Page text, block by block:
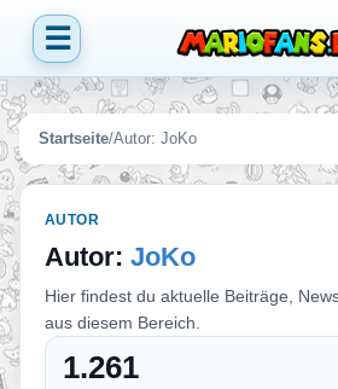
☰
Startseite/Autor: JoKo
AUTOR
Autor: JoKo
Hier findest du aktuelle Beiträge,
aus diesem Bereich.
1.261